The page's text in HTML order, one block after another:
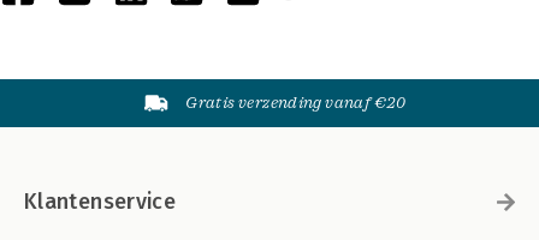
Gratis verzending vanaf €20
Klantenservice